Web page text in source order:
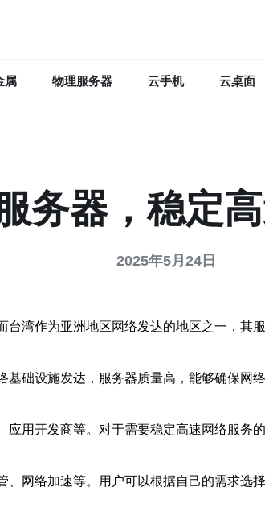
属 物理服务器 云手机 云桌面
务器，稳定
2025年5月24日
湾作为亚洲地区网络发达的地区之一，
础设施发达，服务器质量高，能够确保
用开发商等。对于需要稳定高速网络服
网络加速等。用户可以根据自己的需求